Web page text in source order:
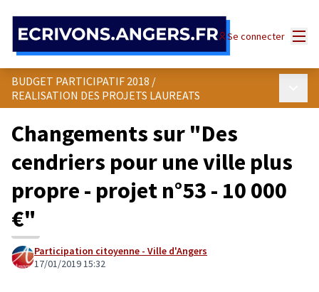
Se connecter
BUDGET PARTICIPATIF 2018 /
REALISATION DES PROJETS LAUREATS
Changements sur "Des
cendriers pour une ville plus
propre - projet n°53 - 10 000
€"
Participation citoyenne - Ville d'Angers
17/01/2019 15:32